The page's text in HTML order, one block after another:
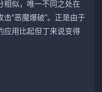
相似，唯一不同之处在
“恶魔爆破”。正是由于
应用比起但丁来说变得